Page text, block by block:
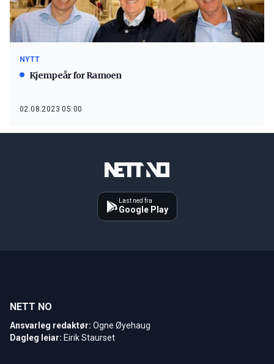
NYTT
Kjempeår for Ramoen
02.08.2023 05:00
Last ned fra
Google Play
NETT NO
Ansvarleg redaktør: Ogne Øyehaug
Dagleg leiar: Eirik Staurset